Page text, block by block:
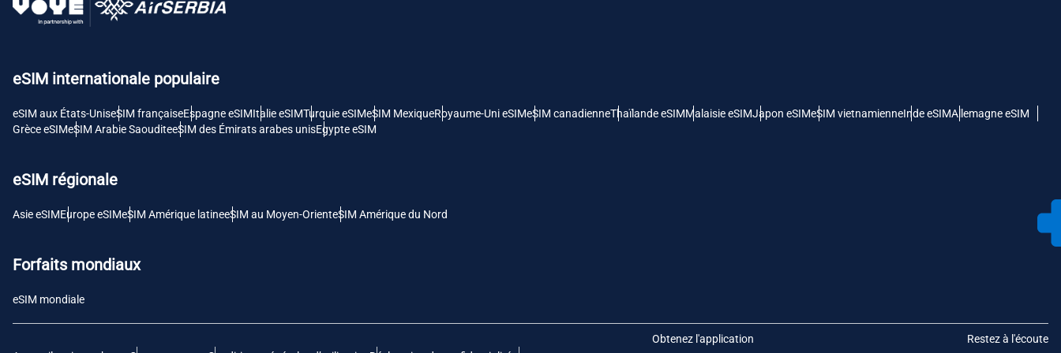
eSIM internationale populaire
eSIM aux États-UniseSIM françaiseEspagne eSIMItalie eSIMTurquie eSIMeSIM MexiqueRoyaume-Uni eSIMeSIM canadienneThaïlande eSIMMalaisie eSIMJapon eSIMeSIM vietnamienneInde eSIMAllemagne eSIM
Grèce eSIMeSIM Arabie SaouditeeSIM des Émirats arabes unisEgypte eSIM
eSIM régionale
Asie eSIMEurope eSIMeSIM Amérique latineeSIM au Moyen-OrienteSIM Amérique du Nord
Forfaits mondiaux
eSIM mondiale
Obtenez l'application Restez à l'écoute
Deutsch